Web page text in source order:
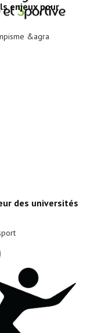
enjeux pour
&agra
des universités